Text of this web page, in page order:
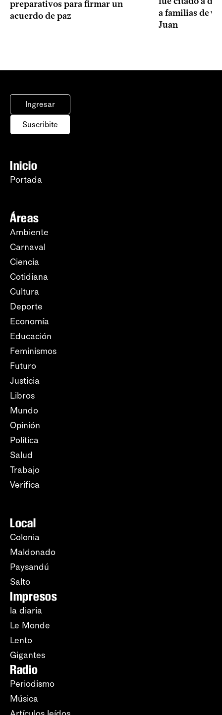
preparativos para firmar un
acuerdo de paz
a familias de
Juan
Ingresar
Suscribite
Inicio
Portada
Áreas
Ambiente
Carnaval
Ciencia
Cotidiana
Cultura
Deporte
Economía
Educación
Feminismos
Futuro
Justicia
Libros
Mundo
Opinión
Política
Salud
Trabajo
Verifica
Local
Colonia
Maldonado
Paysandú
Salto
Impresos
la diaria
Le Monde
Lento
Gigantes
Radio
Periodismo
Música